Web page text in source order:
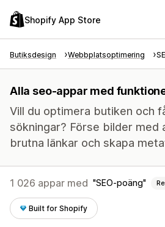
Shopify App Store
Butiksdesign Webbplatsoptimering
Alla seo-appar med
Vill du optimera butiken och
sökningar? Förse bilder
brutna länkar och skapa
1 026 appar med SEO-poäng
Built for Shopify